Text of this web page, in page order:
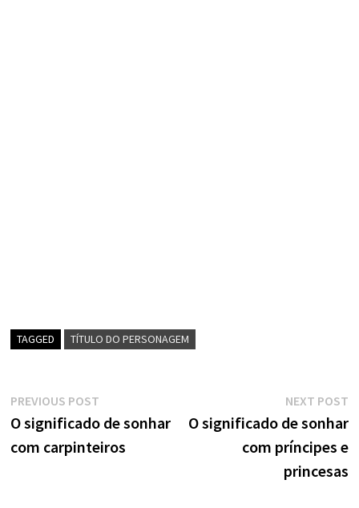
TAGGED TÍTULO DO PERSONAGEM
Navegação
de
artigos
PREVIOUS POSTPrevious
post:
O significado de sonhar
com carpinteiros
NEXT POST
O significado de sonhar
com príncipes e
princesas